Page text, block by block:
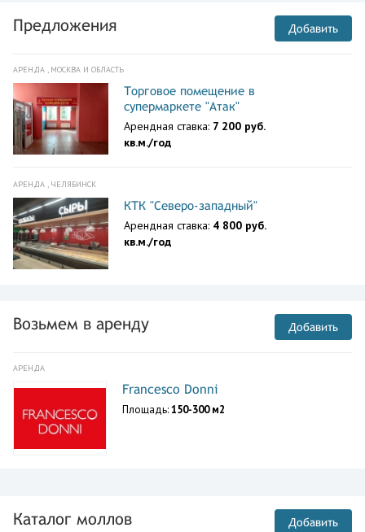
Предложения Добавить
АРЕНДА , МОСКВА И ОБЛАСТЬ
Торговое помещение в
супермаркете "Атак"
Арендная ставка: 7 200 руб.
кв.м./год
АРЕНДА , ЧЕЛЯБИНСК
КТК "Северо-западный"
Арендная ставка: 4 800 руб.
кв.м./год
Возьмем в аренду Добавить
АРЕНДА
Francesco Donni
Площадь:150-300 м2
Каталог моллов Добавить